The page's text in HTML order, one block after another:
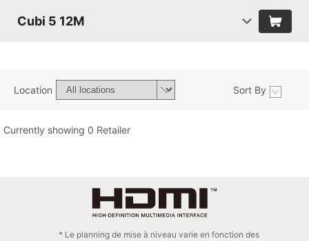
Cubi 5 12M
Location Sort By
Currently showing 0 Retailer
* Le planning de mise à niveau varie en fonction des